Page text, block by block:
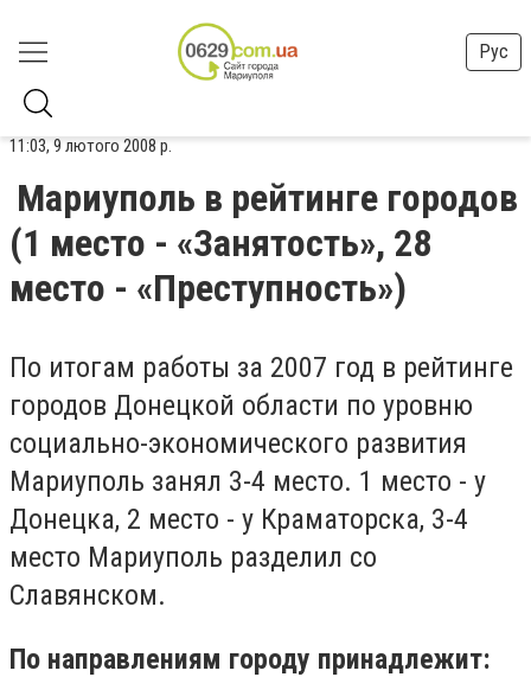
Рус
11:03, 9 лютого 2008 р.
Мариуполь в рейтинге городов
(1 место - «Занятость», 28
место - «Преступность»)
По итогам работы за 2007 год в рейтинге
городов Донецкой области по уровню
социально-экономического развития
Мариуполь занял 3-4 место. 1 место - у
Донецка, 2 место - у Краматорска, 3-4
место Мариуполь разделил со
Славянском.
По направлениям городу принадлежит: